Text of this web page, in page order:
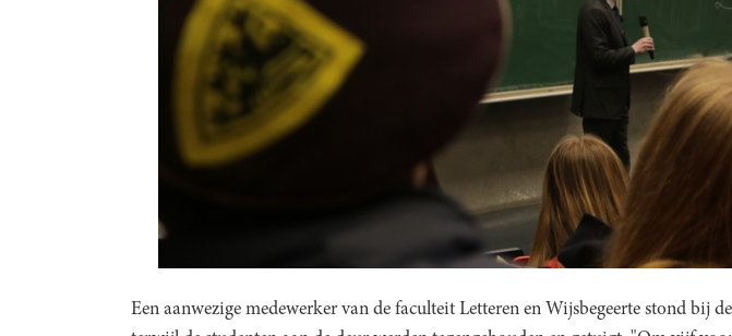
Een aanwezige medewerker van de faculteit Letteren en Wijsbegeerte stond bij